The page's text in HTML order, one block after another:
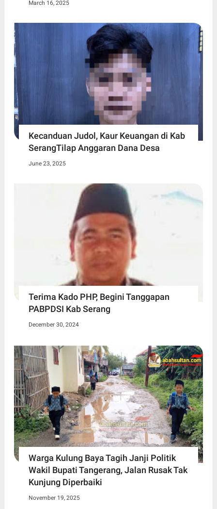
March 16, 2025
Kecanduan Judol, Kaur Keuangan di Kab
SerangTilap Anggaran Dana Desa
June 23, 2025
Terima Kado PHP, Begini Tanggapan
PABPDSI Kab Serang
December 30, 2024
Warga Kulung Baya Tagih Janji Politik
Wakil Bupati Tangerang, Jalan Rusak Tak
Kunjung Diperbaiki
November 19, 2025